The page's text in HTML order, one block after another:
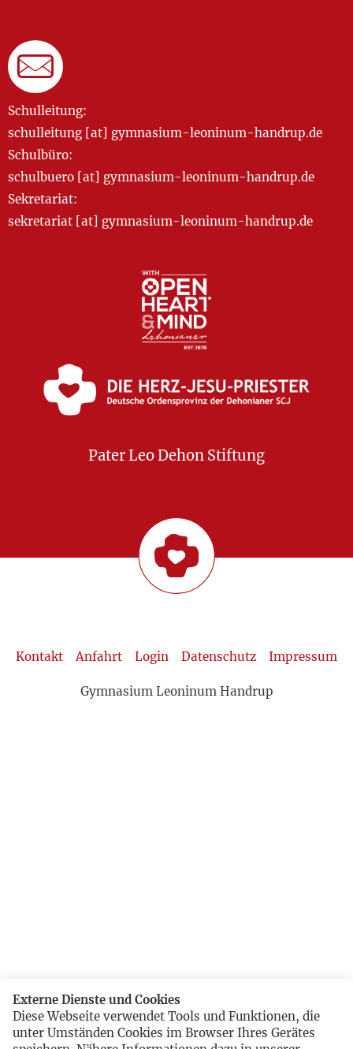
Schulleitung:
schulleitung [at] gymnasium-leoninum-handrup.de
Schulbüro:
schulbuero [at] gymnasium-leoninum-handrup.de
Sekretariat:
sekretariat [at] gymnasium-leoninum-handrup.de
Pater Leo Dehon Stiftung
Kontakt Anfahrt Login Datenschutz Impressum
Gymnasium Leoninum Handrup
Externe Dienste und Cookies
Diese Webseite verwendet Tools und Funktionen, die
unter Umständen Cookies im Browser Ihres Gerätes